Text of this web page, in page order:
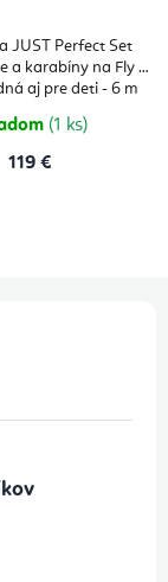
JUST Perfect Set
a karabíny na Fly a
aj pre deti - 6 m
(1 ks)
119 €